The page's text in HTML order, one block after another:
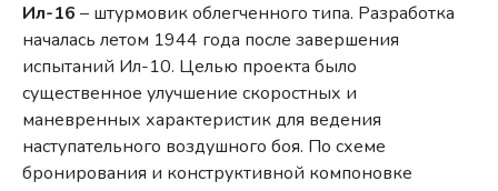
Ил-16 – штурмовик облегченного типа. Разработка
началась летом 1944 года после завершения
испытаний Ил-10. Целью проекта было
существенное улучшение скоростных и
маневренных характеристик для ведения
наступательного воздушного боя. По схеме
бронирования и конструктивной компоновке